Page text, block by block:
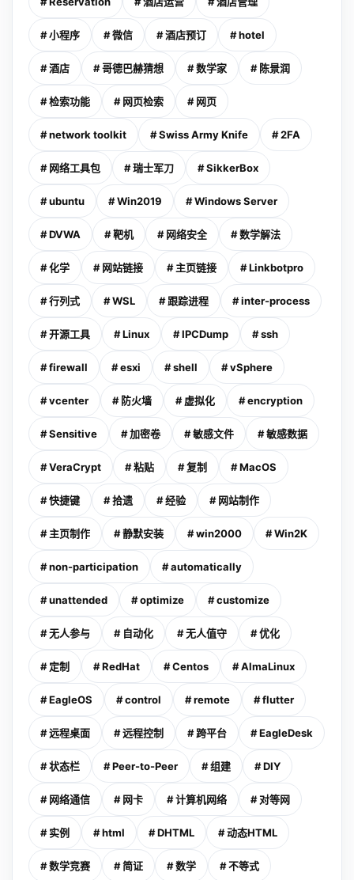
# 小程序 # 微信 # 酒店预订 # hotel
# 酒店 # 哥德巴赫猜想 # 数学家 # 陈景润
# 检索功能 # 网页检索 # 网页
# network toolkit # Swiss Army Knife # 2FA
# 网络工具包 # 瑞士军刀 # SikkerBox
# ubuntu # Win2019 # Windows Server
# DVWA # 靶机 # 网络安全 # 数学解法
# 化学 # 网站链接 # 主页链接 # Linkbotpro
# 行列式 # WSL # 跟踪进程 # inter-process
# 开源工具 # Linux # IPCDump # ssh
# firewall # esxi # shell # vSphere
# vcenter # 防火墙 # 虚拟化 # encryption
# Sensitive # 加密卷 # 敏感文件 # 敏感数据
# VeraCrypt # 粘贴 # 复制 # MacOS
# 快捷键 # 拾遗 # 经验 # 网站制作
# 主页制作 # 静默安装 # win2000 # Win2K
# non-participation # automatically
# unattended # optimize # customize
# 无人参与 # 自动化 # 无人值守 # 优化
# 定制 # RedHat # Centos # AlmaLinux
# EagleOS # control # remote # flutter
# 远程桌面 # 远程控制 # 跨平台 # EagleDesk
# 状态栏 # Peer-to-Peer # 组建 # DIY
# 网络通信 # 网卡 # 计算机网络 # 对等网
# 实例 # html # DHTML # 动态HTML
# 数学竞赛 # 简证 # 数学 # 不等式